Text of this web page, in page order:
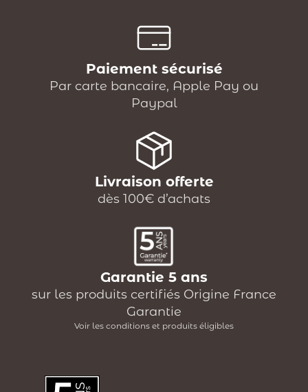
Paiement sécurisé
Par carte bancaire, Apple Pay ou
Paypal
Livraison offerte
dès 100€ d’achats
Garantie 5 ans
sur les produits certifiés Origine France
Garantie
Voir les conditions et produits éligibles